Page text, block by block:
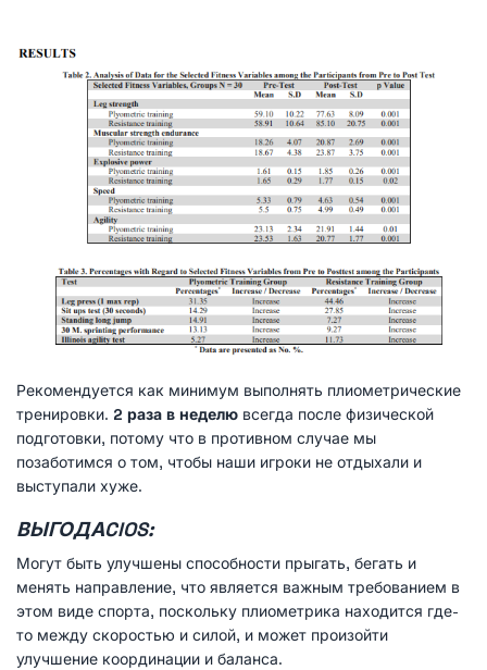
Рекомендуется как минимум выполнять плиометрические
тренировки. 2 раза в неделю всегда после физической
подготовки, потому что в противном случае мы
позаботимся о том, чтобы наши игроки не отдыхали и
выступали хуже.
ВЫГОДАCIOS:
Могут быть улучшены способности прыгать, бегать и
менять направление, что является важным требованием в
этом виде спорта, поскольку плиометрика находится где-
то между скоростью и силой, и может произойти
улучшение координации и баланса.